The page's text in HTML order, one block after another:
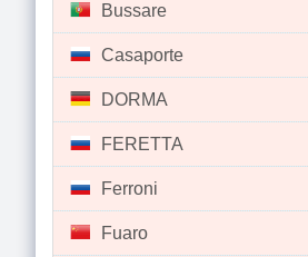
Bussare
Casaporte
DORMA
FERETTA
Ferroni
Fuaro